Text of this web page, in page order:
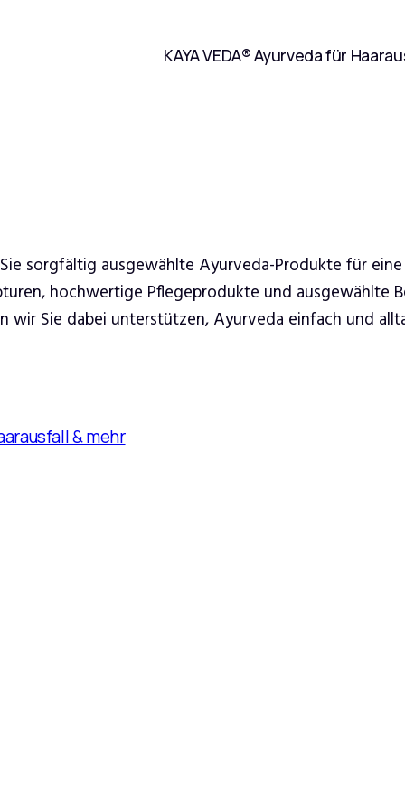
KAYA VEDA® Ayurveda für
sorgfältig ausgewählte Ayurveda-Produkte für
hochwertige Pflegeprodukte und ausgewählte
wir Sie dabei unterstützen, Ayurveda einfach und
& mehr